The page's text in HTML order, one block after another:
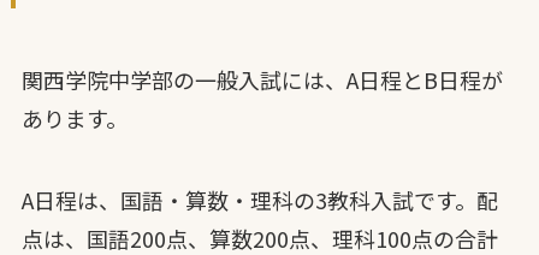
関西学院中学部の一般入試には、A日程とB日程が
あります。
A日程は、国語・算数・理科の3教科入試です。配
点は、国語200点、算数200点、理科100点の合計